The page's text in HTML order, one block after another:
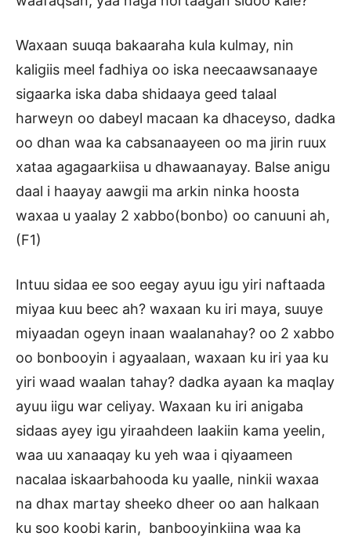
Waxaan suuqa bakaaraha kula kulmay, nin
kaligiis meel fadhiya oo iska neecaawsanaaye
sigaarka iska daba shidaaya geed talaal
harweyn oo dabeyl macaan ka dhaceyso, dadka
oo dhan waa ka cabsanaayeen oo ma jirin ruux
xataa agagaarkiisa u dhawaanayay. Balse anigu
daal i haayay aawgii ma arkin ninka hoosta
waxaa u yaalay 2 xabbo(bonbo) oo canuuni ah,
(F1)
Intuu sidaa ee soo eegay ayuu igu yiri naftaada
miyaa kuu beec ah? waxaan ku iri maya, suuye
miyaadan ogeyn inaan waalanahay? oo 2 xabbo
oo bonbooyin i agyaalaan, waxaan ku iri yaa ku
yiri waad waalan tahay? dadka ayaan ka maqlay
ayuu iigu war celiyay. Waxaan ku iri anigaba
sidaas ayey igu yiraahdeen laakiin kama yeelin,
waa uu xanaaqay ku yeh waa i qiyaameen
nacalaa iskaarbahooda ku yaalle, ninkii waxaa
na dhax martay sheeko dheer oo aan halkaan
ku soo koobi karin, banbooyinkiina waa ka